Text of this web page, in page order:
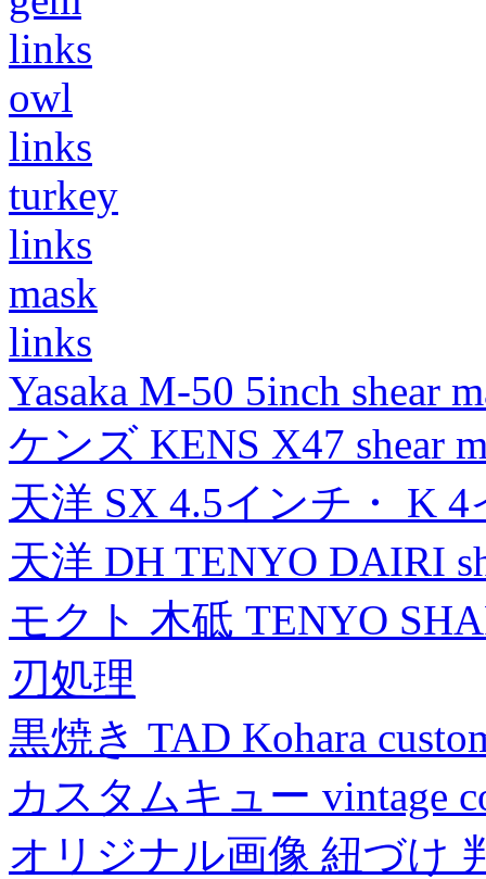
links
owl
links
turkey
links
mask
links
Yasaka M-50 5inch shear
ケンズ KENS X47 shear
天洋 SX 4.5インチ・ K
天洋 DH TENYO DAIRI
モクト 木砥 TENYO
刃処理
黒焼き TAD Kohara
カスタムキュー vintage
オリジナル画像 紐づけ